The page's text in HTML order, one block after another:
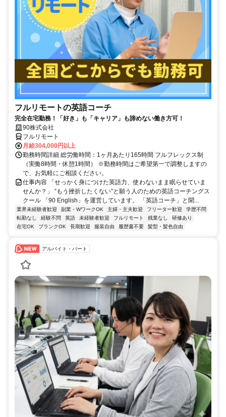
フルリモートの英語コーチ
完全在宅勤務！「好き」も「キャリア」も諦めない働き方可！
90株式会社
フルリモート
月給304,000円以上
勤務時間詳細 総労働時間：1ヶ月あたり165時間 フルフレックス制
（実働8時間・休憩1時間） ※勤務時間はご希望第一で調整しますの
で、お気軽にご相談ください。
仕事内容 「せっかく身につけた英語力、使わないまま眠らせていま
せんか？」 “もう挫折したくない”と願う人のための英語コーチングス
クール 「90 English」を運営しています。 「英語コーチ」と聞...
業界未経験者歓迎 副業・WワークOK 主婦・主夫歓迎 フリーター歓迎
学歴不問
転勤なし
経験不問 英語 未経験者歓迎 フルリモート 残業なし
研修あり
在宅OK
ブランクOK 長期歓迎 服装自由 履歴書不要 髪型・髪色自由
アルバイト・パート